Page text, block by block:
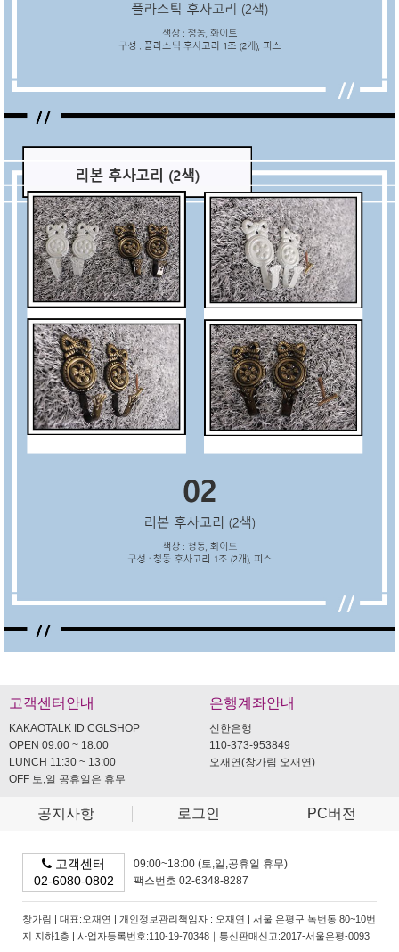
고객센터안내
KAKAOTALK ID CGLSHOP
OPEN 09:00 ~ 18:00
LUNCH 11:30 ~ 13:00
OFF 토,일 공휴일은 휴무
은행계좌안내
신한은행
110-373-953849
오재연(창가림 오재연)
공지사항 로그인 PC버전
고객센터
02-6080-0802
09:00~18:00 (토,일,공휴일 휴무)
팩스번호 02-6348-8287
창가림 | 대표:오재연 | 개인정보관리책임자 : 오재연 | 서울 은평구 녹번동 80~10번
지 지하1층 | 사업자등록번호:110-19-70348｜통신판매신고:2017-서울은평-0093